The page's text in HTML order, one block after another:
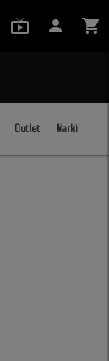
live_tv_24
person shopping_cart
Outlet Marki